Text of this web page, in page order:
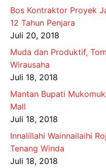
Bos Kontraktor Proyek
12 Tahun Penjara
Juli 20, 2018
Muda dan Produktif,
Wirausaha
Juli 18, 2018
Mantan Bupati
Mall
Juli 18, 2018
Innalillahi Wainnailaihi
Tenang Winda
Juli 18, 2018